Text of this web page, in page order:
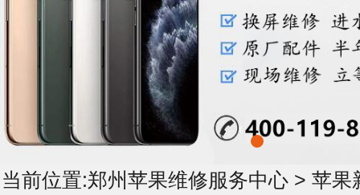
当前位置:郑州苹果维修服务中心 > 苹果